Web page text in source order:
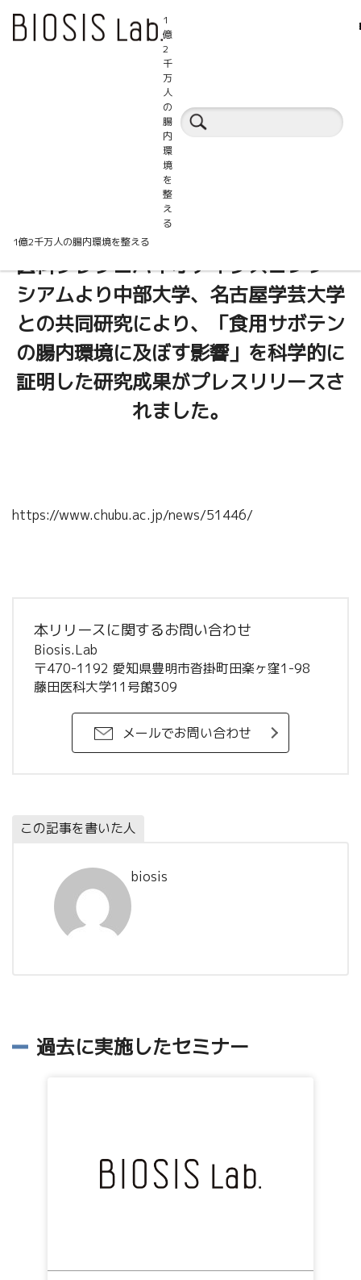
1
億
2
千
万
人
の
腸
内
環
境
を
整
え
る
1億2千万人の腸内環境を整える
藤田医科大学消化器内科にて進行中の
医科プレプロバイオティクスコンソー
シアムより中部大学、名古屋学芸大学
との共同研究により、「食用サボテン
の腸内環境に及ぼす影響」を科学的に
証明した研究成果がプレスリリースさ
れました。
https://www.chubu.ac.jp/news/51446/
本リリースに関するお問い合わせ
Biosis.Lab
〒470-1192 愛知県豊明市沓掛町田楽ヶ窪1-98
藤田医科大学11号館309
メールでお問い合わせ
この記事を書いた人
biosis
過去に実施したセミナー